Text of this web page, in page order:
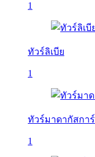
1
ทัวร์ลิเบีย
1
ทัวร์มาดากัสการ์
1